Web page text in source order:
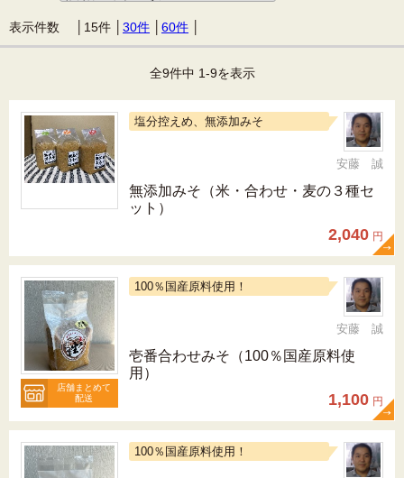
表示件数 │ 15件 30件 60件
全9件中 1-9を表示
塩分控えめ、無添加みそ
安藤 誠
無添加みそ（米・合わせ・麦の３種セ
ット）
2,040 円
店舗まとめて
配送
100％国産原料使用！
安藤 誠
壱番合わせみそ（100％国産原料使
用）
1,100 円
100％国産原料使用！